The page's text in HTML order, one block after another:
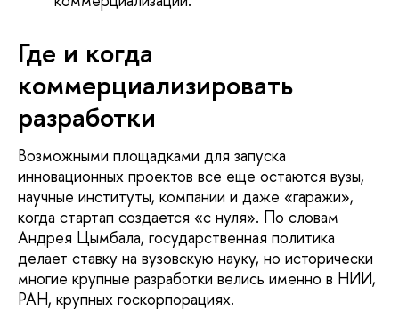
Где и когда
коммерциализировать
разработки
Возможными площадками для запуска
инновационных проектов все еще остаются вузы,
научные институты, компании и даже «гаражи»,
когда стартап создается «с нуля». По словам
Андрея Цымбала, государственная политика
делает ставку на вузовскую науку, но исторически
многие крупные разработки велись именно в НИИ,
РАН, крупных госкорпорациях.